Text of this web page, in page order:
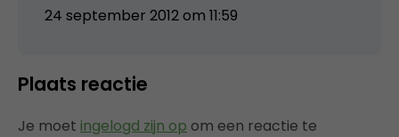
24 september 2012 om 11:59
Plaats reactie
Je moet ingelogd zijn op om een reactie te